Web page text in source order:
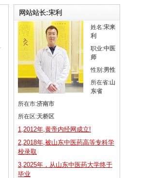
网站站长:宋利
姓名:宋来
利
职业:中医
师
性别:男性
所在省:山
东省
所在市:济南市
所在区:天桥区
1,2012年,黄帝内经网成立!
2,2018年,被山东中医药高等专科学
校录取
3,2025年，从山东中医药大学终于
毕业